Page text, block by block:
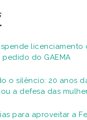
licenciamento
do GAEMA
o silêncio: 20 anos
a defesa das
para aproveitar a